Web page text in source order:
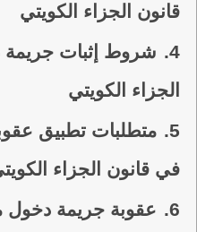
قانون الجزاء الكويتي
4.
شروط إثبات
الجزاء الكويتي
5.
متطلبات تطبيق
في قانون الجزاء
6.
عقوبة جريمة دخول